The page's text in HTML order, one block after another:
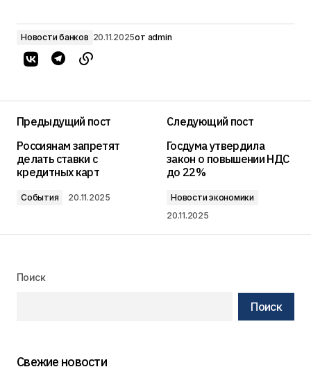
Новости банков 20.11.2025от admin
Предыдущий пост
Россиянам запретят
делать ставки с
кредитных карт
События 20.11.2025
Следующий пост
Госдума утвердила
закон о повышении НДС
до 22%
Новости экономики
20.11.2025
Поиск
Поиск
Свежие новости